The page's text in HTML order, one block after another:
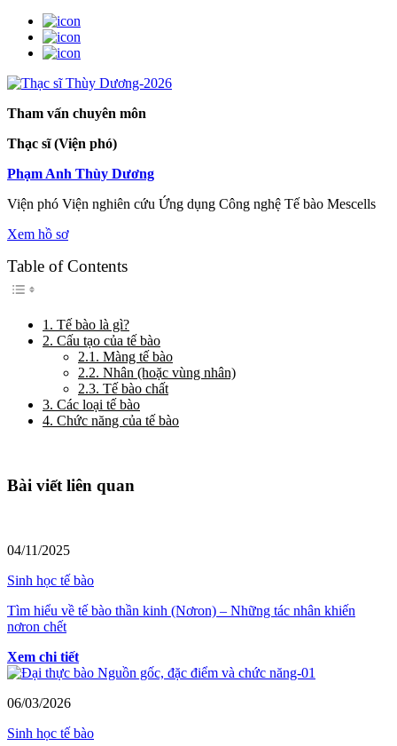
Tham vấn chuyên môn
Thạc sĩ (Viện phó)
Phạm Anh Thùy Dương
Viện phó Viện nghiên cứu Ứng dụng Công nghệ Tế bào Mescells
Xem hồ sơ
Table of Contents
1. Tế bào là gì?
2. Cấu tạo của tế bào
2.1. Màng tế bào
2.2. Nhân (hoặc vùng nhân)
2.3. Tế bào chất
3. Các loại tế bào
4. Chức năng của tế bào
Bài viết liên quan
04/11/2025
Sinh học tế bào
Tìm hiểu về tế bào thần kinh (Nơron) – Những tác nhân khiến
nơron chết
Xem chi tiết
06/03/2026
Sinh học tế bào